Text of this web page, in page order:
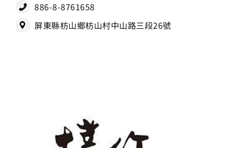
886-8-8761658
屏東縣枋山鄉枋山村中山路三段26號